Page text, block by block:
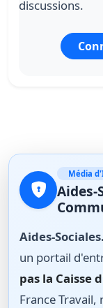
discussions.
Média
Aides-
Aides-
un portail
pas la Caisse
France